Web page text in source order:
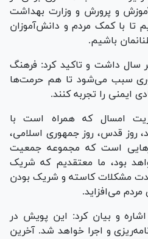
آموزش و پرورش و وزارت بهداشت
تا با کمک مردم و دانش‌آموزان
باشیم.
سال داشت و تاکید کرد: فرهنگ
سبب می‌شود تا هم حرمت‌ها
را تجربه کنند.
امسال که همراه است با
روز قدس، روز جمهوری اسلامی،
است که مجموعه جمعیت
بود، ما معتقدیم که شریک
مشکلات کاسته و شریک بودن
می‌افزاید.
و بیان کرد: این پویش در
و اجرا خواهد شد. آخرین